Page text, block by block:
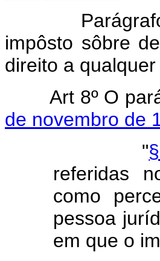
Parágrafo
impôsto sôbre
direito a
Art 8º O
de novembro de
"
referidas
como
pessoa
em que o